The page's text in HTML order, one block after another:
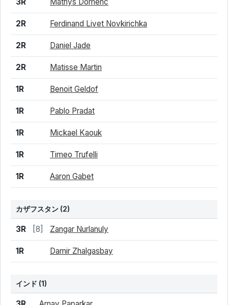
2R Ferdinand Livet Novkirichka
2R Daniel Jade
2R Matisse Martin
1R Benoit Geldof
1R Pablo Pradat
1R Mickael Kaouk
1R Timeo Trufelli
1R Aaron Gabet
カザフスタン (2)
結果 シード 選手名
3R [8] Zangar Nurlanuly
1R Damir Zhalgasbay
インド (1)